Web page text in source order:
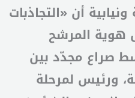
أن «التجاذبات
هوية المرشح
صراع مجدّد بين
ورئيس لمرحلة